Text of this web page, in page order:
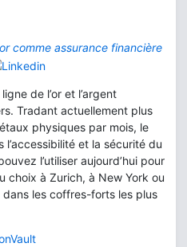
comme assurance financière
de l’or et l’argent
Tradant actuellement plus
physiques par mois, le
et la sécurité du
l’utiliser aujourd’hui pour
choix à Zurich, à New York ou
les coffres-forts les plus